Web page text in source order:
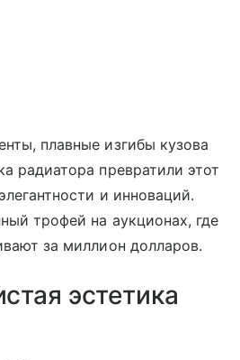
плавные изгибы кузова
радиатора превратили этот
и инноваций.
трофей на аукционах, где
за миллион долларов.
эстетика